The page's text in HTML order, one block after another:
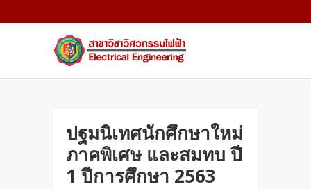
ปฐมนิเทศนักศึกษาใหม่
ภาคพิเศษ และสมทบ ปี
1 ปีการศึกษา 2563